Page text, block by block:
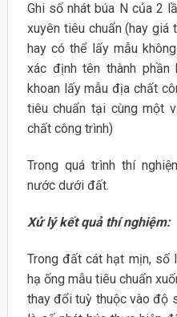
Ghi số nhát búa N của 2
xuyên tiêu chuẩn (hay
hay có thể lấy mẫu
xác định tên thành phần
khoan lấy mẫu địa chất
tiêu chuẩn tại cùng một
chất công trình)
Trong quá trình thí
nước dưới đất.
Xử lý kết quả thí nghiệm:
Trong đất cát hạt mịn, số
hạ ống mẫu tiêu chuẩn
thay đổi tuỳ thuộc vào độ